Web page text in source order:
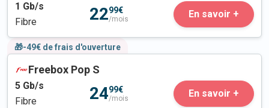
1 Gb/s
Fibre
2299€
/mois En savoir +
🎁-49€ de frais d'ouverture
Freebox Pop S
5 Gb/s
Fibre
2499€
/mois En savoir +